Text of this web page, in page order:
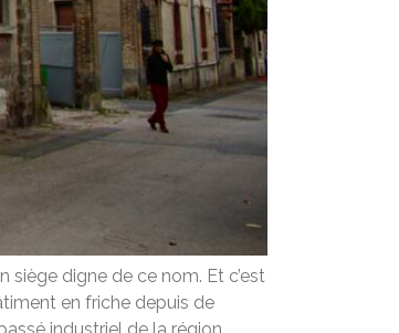
siège digne de ce nom. Et c’est
en friche depuis de